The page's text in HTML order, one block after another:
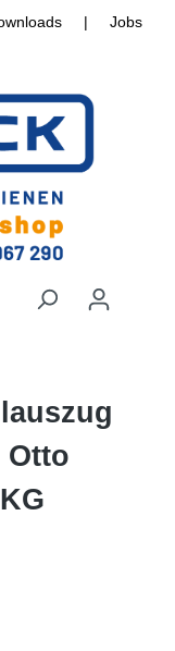
| Jobs
Otto